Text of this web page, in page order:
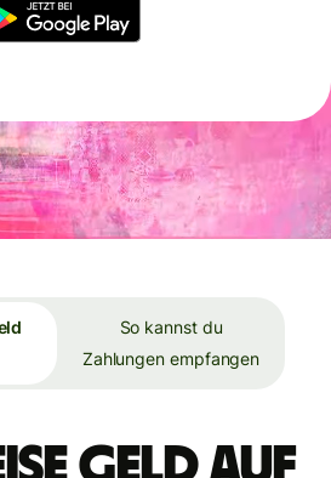
So kannst du
Zahlungen empfangen